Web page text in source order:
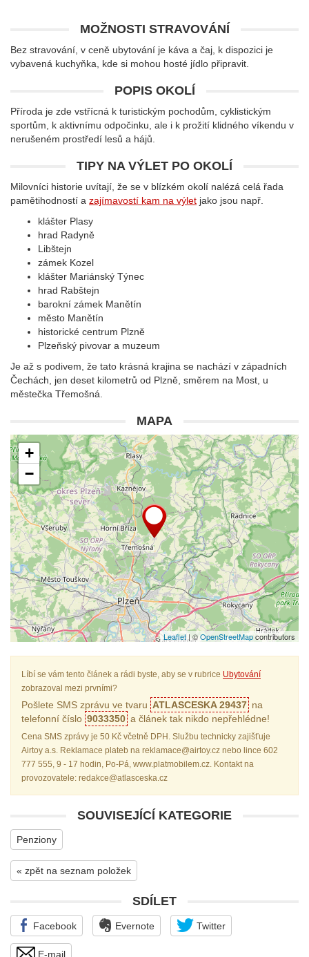
MOŽNOSTI STRAVOVÁNÍ
Bez stravování, v ceně ubytování je káva a čaj, k dispozici je
vybavená kuchyňka, kde si mohou hosté jídlo připravit.
POPIS OKOLÍ
Příroda je zde vstřícná k turistickým pochodům, cyklistickým
sportům, k aktivnímu odpočinku, ale i k prožití klidného víkendu v
nerušeném prostředí lesů a hájů.
TIPY NA VÝLET PO OKOLÍ
Milovníci historie uvítají, že se v blízkém okolí nalézá celá řada
pamětihodností a zajímavostí kam na výlet jako jsou např.
klášter Plasy
hrad Radyně
Libštejn
zámek Kozel
klášter Mariánský Týnec
hrad Rabštejn
barokní zámek Manětín
město Manětín
historické centrum Plzně
Plzeňský pivovar a muzeum
Je až s podivem, že tato krásná krajina se nachází v západních
Čechách, jen deset kilometrů od Plzně, směrem na Most, u
městečka Třemošná.
MAPA
+
−
Leaflet| ©OpenStreetMapcontributors
Líbí se vám tento článek a rádi byste, aby se v rubrice Ubytování
zobrazoval mezi prvními?
Pošlete SMS zprávu ve tvaru ATLASCESKA 29437 na
telefonní číslo 9033350 a článek tak nikdo nepřehlédne!
Cena SMS zprávy je 50 Kč včetně DPH. Službu technicky zajišťuje
Airtoy a.s. Reklamace plateb na reklamace@airtoy.cz nebo lince 602
777 555, 9 - 17 hodin, Po-Pá, www.platmobilem.cz. Kontakt na
provozovatele: redakce@atlasceska.cz
SOUVISEJÍCÍ KATEGORIE
Penziony
« zpět na seznam položek
SDÍLET
Facebook Evernote Twitter
E-mail